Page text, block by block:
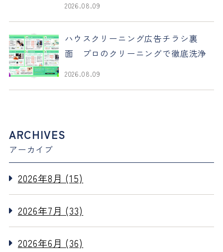
2026.08.09
ハウスクリーニング広告チラシ裏
面 プロのクリーニングで徹底洗浄
2026.08.09
ARCHIVES
アーカイブ
2026年8月 (15)
2026年7月 (33)
2026年6月 (36)